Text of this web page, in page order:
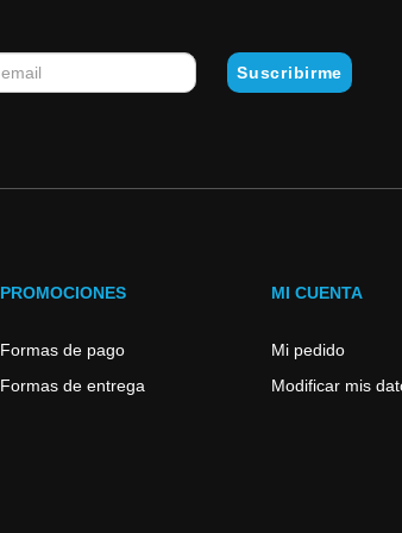
PROMOCIONES
Formas de pago
Formas de entrega
MI CUENTA
Mi pedido
Modificar mis